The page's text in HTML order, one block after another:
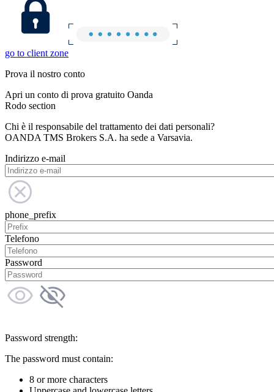
go to client zone
Prova il nostro conto
Apri un conto di prova gratuito Oanda
Rodo section
Chi è il responsabile del trattamento dei dati personali?
OANDA TMS Brokers S.A. ha sede a Varsavia.
Indirizzo e-mail
phone_prefix
Telefono
Password
Password strength:
The password must contain:
8 or more characters